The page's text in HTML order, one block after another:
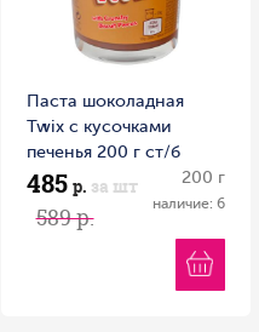
Паста шоколадная
Twix с кусочками
печенья 200 г ст/б
485 р. за шт
589 р.
200 г
наличие: 6